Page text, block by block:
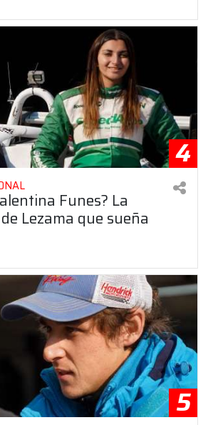
4
Funes? La
Lezama que sueña
5